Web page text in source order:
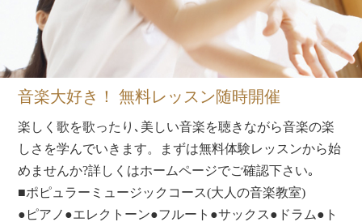
音楽大好き！ 無料レッスン随時開催
楽しく歌を歌ったり､美しい音楽を聴きながら音楽の楽
しさを学んでいきます。まずは無料体験レッスンから始
めませんか?詳しくはホームページでご確認下さい｡
■ポピュラーミュージックコース(大人の音楽教室)
●ピアノ●エレクトーン●フルート●サックス●ドラム●ト